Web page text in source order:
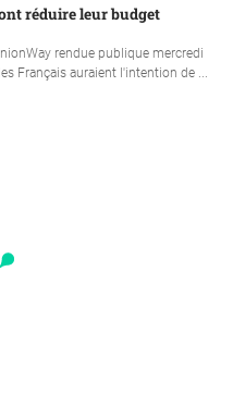
réduire leur budget
rendue publique mercredi
Français auraient l'intention de ...